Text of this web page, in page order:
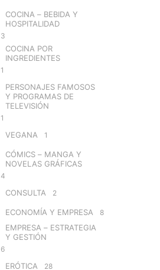
COCINA – BEBIDA Y
HOSPITALIDAD
3
COCINA POR
INGREDIENTES
1
PERSONAJES FAMOSOS
Y PROGRAMAS DE
TELEVISIÓN
1
VEGANA 1
CÓMICS – MANGA Y
NOVELAS GRÁFICAS
4
CONSULTA 2
ECONOMÍA Y EMPRESA 8
EMPRESA – ESTRATEGIA
Y GESTIÓN
6
ERÓTICA 28